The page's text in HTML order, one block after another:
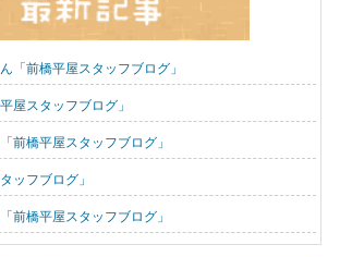
「前橋平屋スタッフブログ」
屋スタッフブログ」
前橋平屋スタッフブログ」
ッフブログ」
前橋平屋スタッフブログ」